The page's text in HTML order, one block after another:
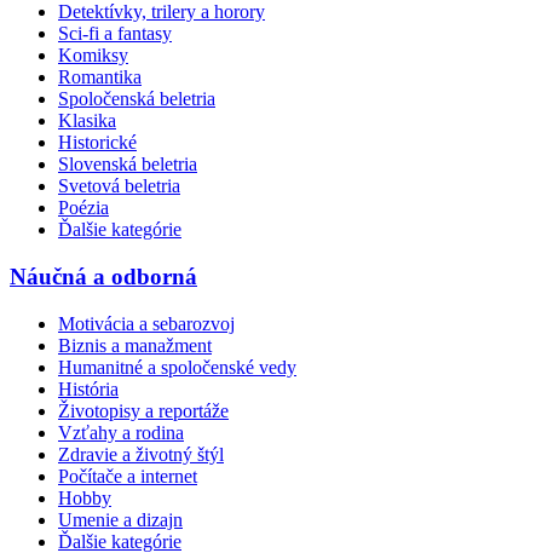
Detektívky, trilery a horory
Sci-fi a fantasy
Komiksy
Romantika
Spoločenská beletria
Klasika
Historické
Slovenská beletria
Svetová beletria
Poézia
Ďalšie kategórie
Náučná a odborná
Motivácia a sebarozvoj
Biznis a manažment
Humanitné a spoločenské vedy
História
Životopisy a reportáže
Vzťahy a rodina
Zdravie a životný štýl
Počítače a internet
Hobby
Umenie a dizajn
Ďalšie kategórie